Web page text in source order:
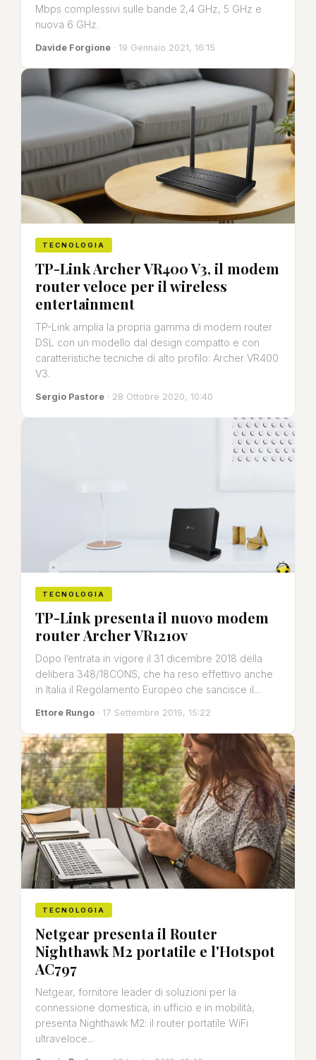
Mbps complessivi sulle bande 2,4 GHz, 5 GHz e
nuova 6 GHz.
Davide Forgione · 19 Gennaio 2021, 16:15
TECNOLOGIA
TP-Link Archer VR400 V3, il modem
router veloce per il wireless
entertainment
TP-Link amplia la propria gamma di modem router
DSL con un modello dal design compatto e con
caratteristiche tecniche di alto profilo: Archer VR400
V3.
Sergio Pastore · 28 Ottobre 2020, 10:40
TECNOLOGIA
TP-Link presenta il nuovo modem
router Archer VR1210v
Dopo l’entrata in vigore il 31 dicembre 2018 della
delibera 348/18CONS, che ha reso effettivo anche
in Italia il Regolamento Europeo che sancisce il...
Ettore Rungo · 17 Settembre 2019, 15:22
TECNOLOGIA
Netgear presenta il Router
Nighthawk M2 portatile e l'Hotspot
AC797
Netgear, fornitore leader di soluzioni per la
connessione domestica, in ufficio e in mobilità,
presenta Nighthawk M2: il router portatile WiFi
ultraveloce...